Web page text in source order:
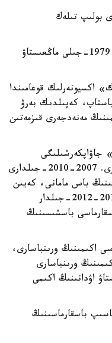
بولىپ تىلەك
تىلەك جەتكىزگەن ۇلى كوشماعانبەتوۆ 1979-جىلى ماڭعىستاۋ
اكسيونەرلىك قوعامىندا
كەپىلدىك بەرۋ
مەنەدجەرى قىزمەتىن
2006-2007-جىلدارى «ت م-2006» جاۋاپكەرشىلىگى
شەكتەۋلى سەرىكتەستىگىنىڭ ديرەكتورى. 2007-2010-جىلدارى
باس مامانى، كەيىن
ءبولىم باسشىسى لاۋازىمىن اتقاردى. 2010-2012-جىلدار
باسشىسىنىڭ
اكىمىنىڭ ورىنباسارى،
اكىمىنىڭ ورىنباسارى
ماڭعىستاۋ اۋدانىنىڭ اكىمى
باسقارماسىنىڭ